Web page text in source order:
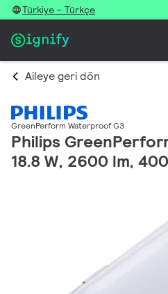
Türkiye - Türkçe
Aileye geri dön
GreenPerform Waterproof G3
Philips
18.8 W, 2600 lm,